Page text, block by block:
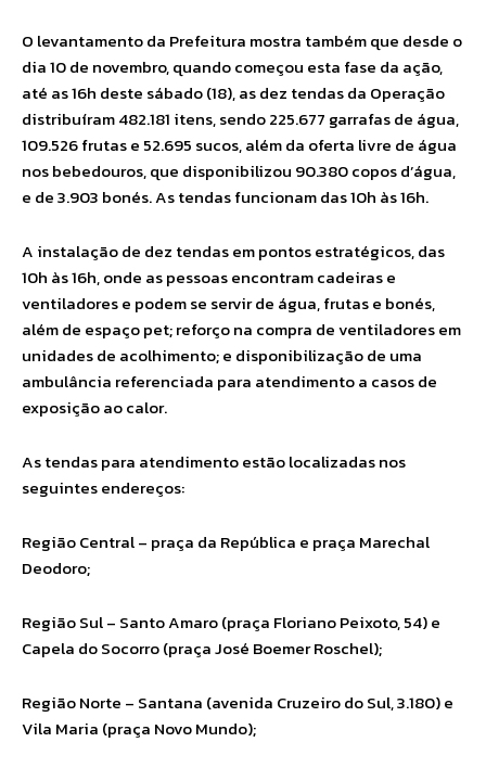
O levantamento da Prefeitura mostra também que desde o
dia 10 de novembro, quando começou esta fase da ação,
até as 16h deste sábado (18), as dez tendas da Operação
distribuíram 482.181 itens, sendo 225.677 garrafas de água,
109.526 frutas e 52.695 sucos, além da oferta livre de água
nos bebedouros, que disponibilizou 90.380 copos d’água,
e de 3.903 bonés. As tendas funcionam das 10h às 16h.
A instalação de dez tendas em pontos estratégicos, das
10h às 16h, onde as pessoas encontram cadeiras e
ventiladores e podem se servir de água, frutas e bonés,
além de espaço pet; reforço na compra de ventiladores em
unidades de acolhimento; e disponibilização de uma
ambulância referenciada para atendimento a casos de
exposição ao calor.
As tendas para atendimento estão localizadas nos
seguintes endereços:
Região Central – praça da República e praça Marechal
Deodoro;
Região Sul – Santo Amaro (praça Floriano Peixoto, 54) e
Capela do Socorro (praça José Boemer Roschel);
Região Norte – Santana (avenida Cruzeiro do Sul, 3.180) e
Vila Maria (praça Novo Mundo);